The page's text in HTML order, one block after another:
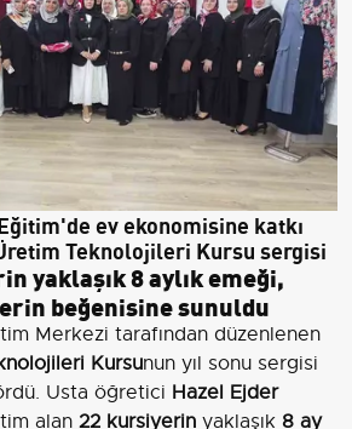
ev ekonomisine katkı
Teknolojileri Kursu sergisi
yaklaşık 8 aylık emeği,
beğenisine sunuldu
Merkezi tarafından düzenlenen
Kursunun yıl sonu sergisi
Usta öğretici Hazel Ejder
alan 22 kursiyerinyaklaşık 8 ay